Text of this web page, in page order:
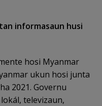
informasaun husi
hosi Myanmar
ukun hosi junta
2021. Governu
televizaun,